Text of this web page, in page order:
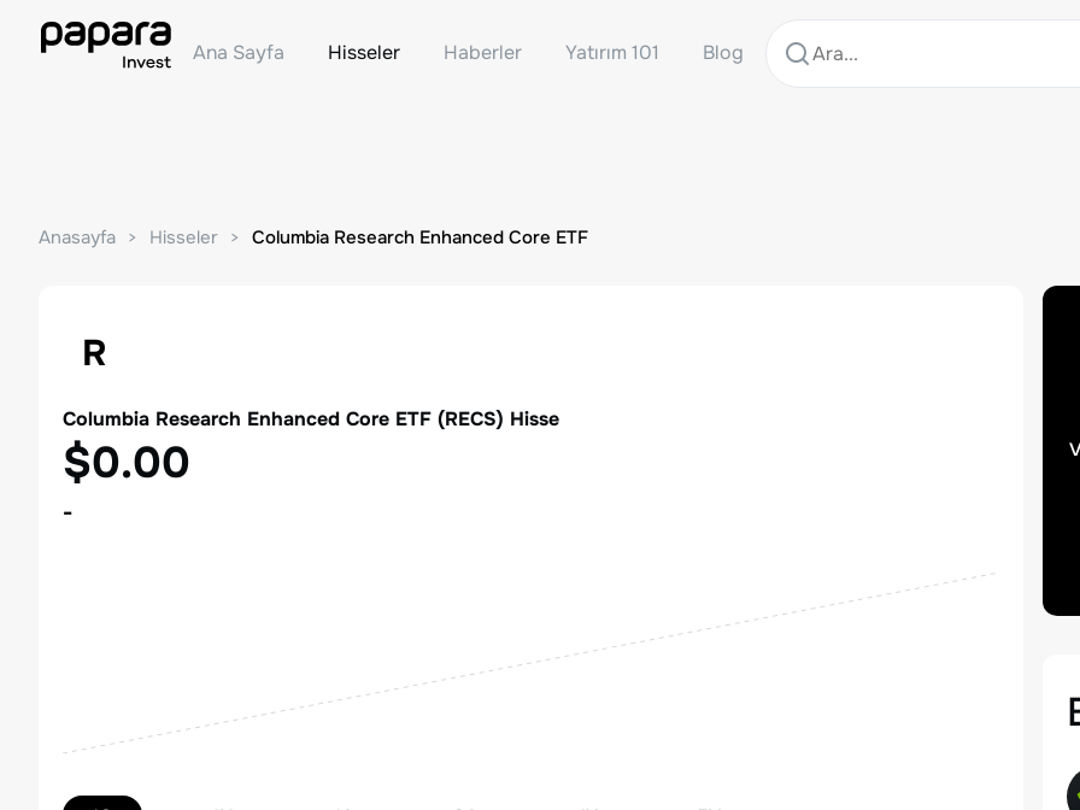
Ana Sayfa Hisseler Haberler Yatırım 101 Blog
Anasayfa Hisseler Columbia Research Enhanced Core ETF
R
Columbia Research Enhanced Core ETF (RECS) Hisse
$0.00
-